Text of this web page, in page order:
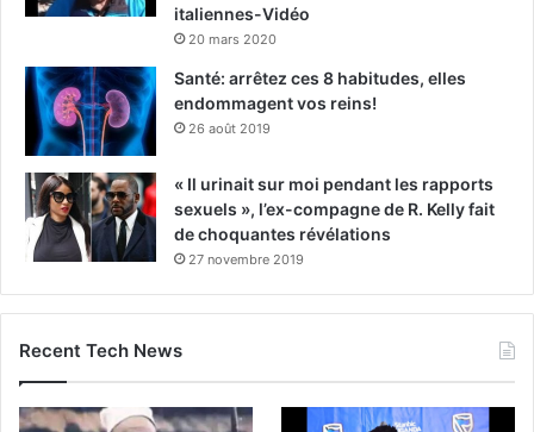
italiennes-Vidéo
20 mars 2020
Santé: arrêtez ces 8 habitudes, elles
endommagent vos reins!
26 août 2019
« Il urinait sur moi pendant les rapports
sexuels », l’ex-compagne de R. Kelly fait
de choquantes révélations
27 novembre 2019
Recent Tech News